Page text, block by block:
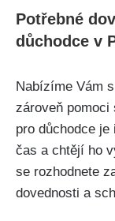
Potřebné
důchodce v
Nabízíme Vám
zároveň
pro důchodce
čas a chtějí ho
se rozhodnete
dovednosti a